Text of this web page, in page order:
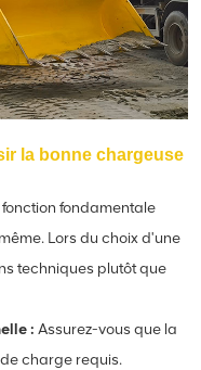
la bonne chargeuse
fondamentale
Lors du choix d'une
techniques plutôt que
: Assurez-vous que la
charge requis.